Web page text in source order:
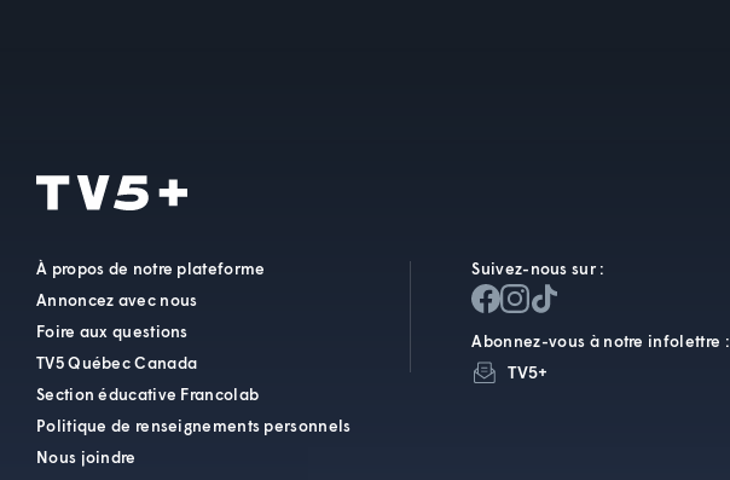
À propos de notre plateforme
Annoncez avec nous
Foire aux questions
TV5 Québec Canada
Section éducative Francolab
Politique de renseignements personnels
Nous joindre
Suivez-nous sur :
Abonnez-vous à notre infolettre :
TV5+